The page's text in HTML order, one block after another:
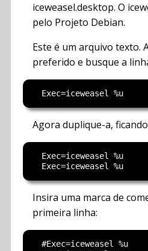
iceweasel.desktop. O
pelo Projeto Debian.
Este é um arquivo texto.
preferido e busque a
Agora duplique-a,
  Exec=iceweasel %u
Insira uma marca de
primeira linha:
  #Exec=iceweasel %u